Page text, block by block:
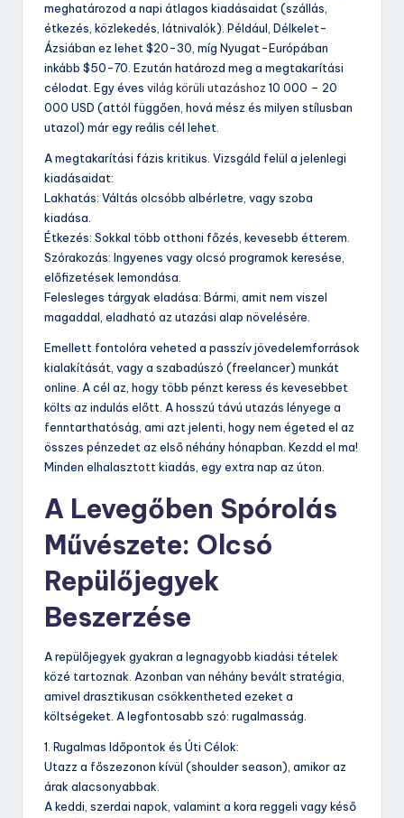
meghatározod a napi átlagos kiadásaidat (szállás,
étkezés, közlekedés, látnivalók). Például, Délkelet-
Ázsiában ez lehet $20-30, míg Nyugat-Európában
inkább $50-70. Ezután határozd meg a megtakarítási
célodat. Egy éves világ körüli utazáshoz 10 000 – 20
000 USD (attól függően, hová mész és milyen stílusban
utazol) már egy reális cél lehet.
A megtakarítási fázis kritikus. Vizsgáld felül a jelenlegi
kiadásaidat:
Lakhatás: Váltás olcsóbb albérletre, vagy szoba
kiadása.
Étkezés: Sokkal több otthoni főzés, kevesebb étterem.
Szórakozás: Ingyenes vagy olcsó programok keresése,
előfizetések lemondása.
Felesleges tárgyak eladása: Bármi, amit nem viszel
magaddal, eladható az utazási alap növelésére.
Emellett fontolóra veheted a passzív jövedelemforrások
kialakítását, vagy a szabadúszó (freelancer) munkát
online. A cél az, hogy több pénzt keress és kevesebbet
költs az indulás előtt. A hosszú távú utazás lényege a
fenntarthatóság, ami azt jelenti, hogy nem égeted el az
összes pénzedet az első néhány hónapban. Kezdd el ma!
Minden elhalasztott kiadás, egy extra nap az úton.
A Levegőben Spórolás
Művészete: Olcsó
Repülőjegyek
Beszerzése
A repülőjegyek gyakran a legnagyobb kiadási tételek
közé tartoznak. Azonban van néhány bevált stratégia,
amivel drasztikusan csökkentheted ezeket a
költségeket. A legfontosabb szó: rugalmasság.
1. Rugalmas Időpontok és Úti Célok:
Utazz a főszezonon kívül (shoulder season), amikor az
árak alacsonyabbak.
A keddi, szerdai napok, valamint a kora reggeli vagy késő